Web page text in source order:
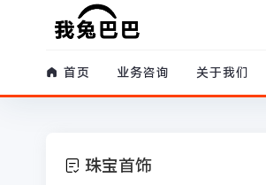
首页 业务咨询 关于我们
珠宝首饰